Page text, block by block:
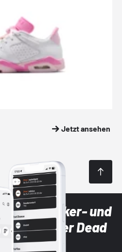
Jetzt ansehen
Sneaker- und
mit der Dead